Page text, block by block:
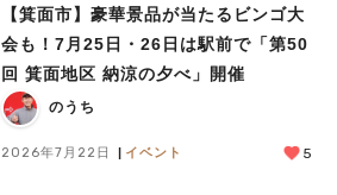
【箕面市】豪華景品が当たるビンゴ大
会も！7月25日・26日は駅前で「第50
回 箕面地区 納涼の夕べ」開催
のうち
2026年7月22日 イベント 5